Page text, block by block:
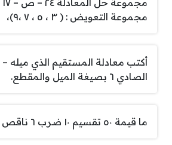
مجموعة التعويض : ( ٣ ، ٥ ، ٧ ،٩)،
الصادي ٦ بصيغة الميل والمقطع.
ما قيمة ٥٠ تقسيم ١٠ ضرب ٦ ناقص ١٥؟ ٣٠ ١٧ ٧٦ ١٥